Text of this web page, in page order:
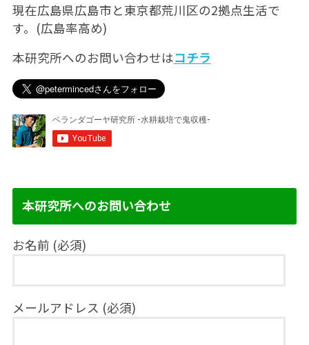
現在広島県広島市と東京都荒川区の2拠点生活で
す。(広島率高め)
本研究所へのお問い合わせはコチラ
本研究所へのお問い合わせ
お名前 (必須)
メールアドレス (必須)